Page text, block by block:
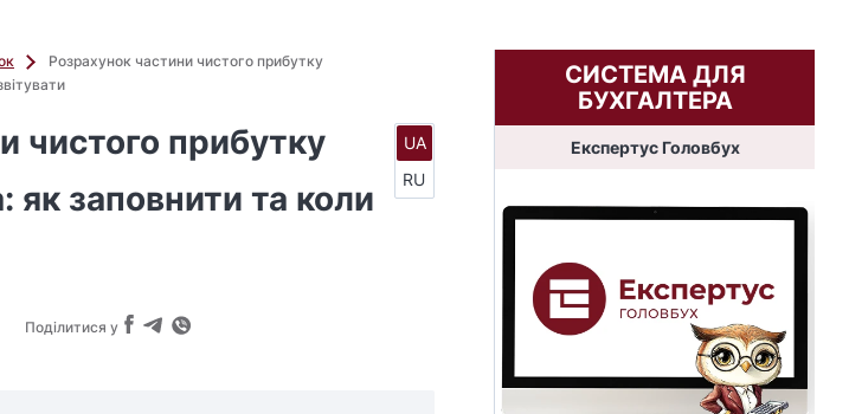
Розрахунок частини чистого прибутку
чистого прибутку
заповнити та коли
Поділитися у
UA
RU
СИСТЕМА ДЛЯ
БУХГАЛТЕРА
Експертус Головбух